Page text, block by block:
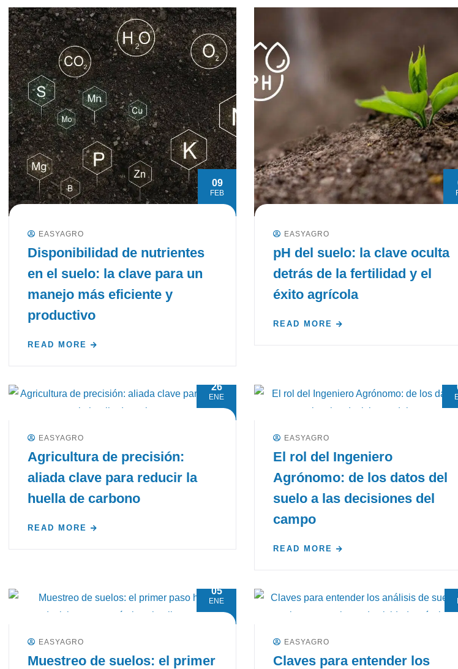
09
FEB
EASYAGRO
Disponibilidad de nutrientes
en el suelo: la clave para un
manejo más eficiente y
productivo
READ MORE
EASYAGRO
pH del suelo: la clave oculta
detrás de la fertilidad y el
éxito agrícola
READ MORE
26
ENE
EASYAGRO
Agricultura de precisión:
aliada clave para reducir la
huella de carbono
READ MORE
EASYAGRO
El rol del Ingeniero
Agrónomo: de los datos del
suelo a las decisiones del
campo
READ MORE
05
ENE
EASYAGRO
Muestreo de suelos: el primer
EASYAGRO
Claves para entender los